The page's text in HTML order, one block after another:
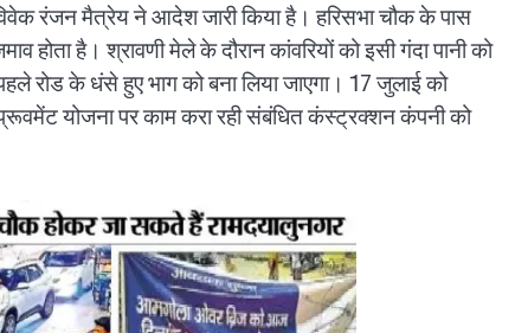
रंजन मैत्रेय ने आदेश जारी किया है। हरिसभा चौक के पास
है। श्रावणी मेले के दौरान कांवरियों को इसी गंदा पानी को
रोड के धंसे हुए भाग को बना लिया जाएगा। 17 जुलाई को
योजना पर काम करा रही संबंधित कंस्ट्रक्शन कंपनी को